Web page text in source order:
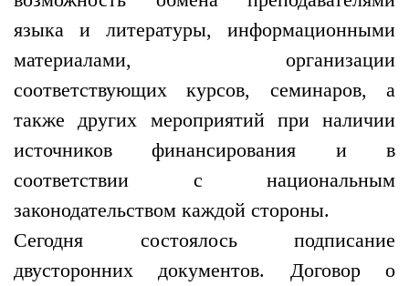
языка и литературы, информационными
материалами, организации
соответствующих курсов, семинаров, а
также других мероприятий при наличии
источников финансирования и в
соответствии с национальным
законодательством каждой стороны.
Сегодня состоялось подписание
двусторонних документов. Договор о